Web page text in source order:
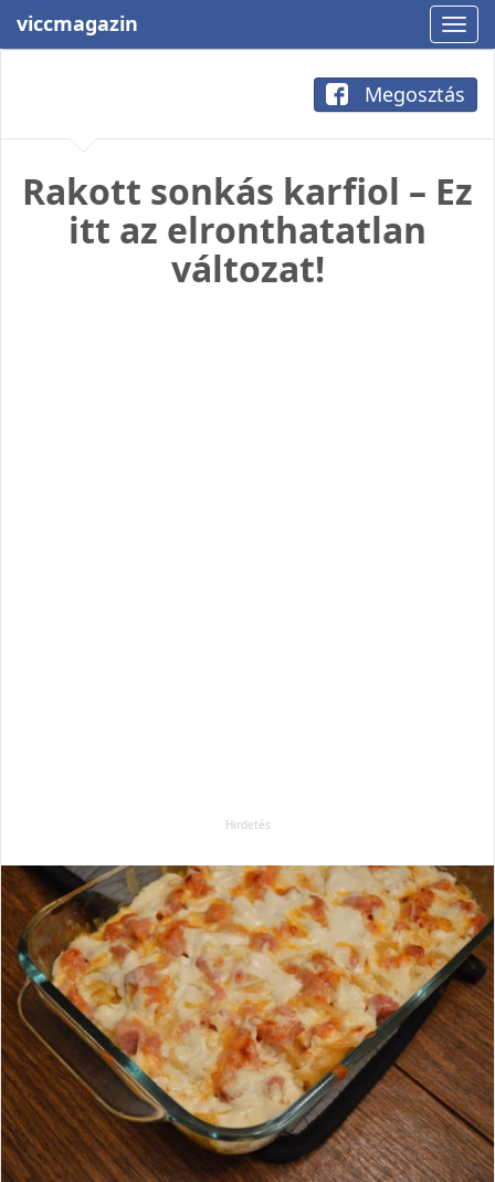
viccmagazin
Megosztás
Rakott sonkás karfiol – Ez
itt az elronthatatlan
változat!